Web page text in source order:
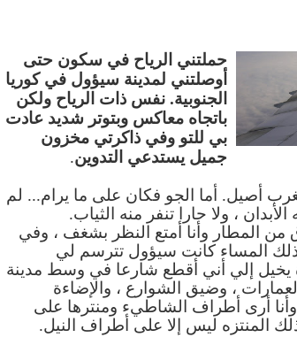
حملتني الرياح في سكون حتى
أوصلتني لمدينة سيؤول في كوريا
الجنوبية. نفس ذات الرياح ولكن
باتجاه معاكس وبتوتر شديد عادت
بي للتو وفي ذاكرتي مخزون
جميل يستدعي التدوين.
أصيل. أما الجو فكان على ما يرام... لم
، ولا حارا تنفر منه الثياب.
من المطار وأنا أمتع النظر بشغف ، وفي
المساء كانت سيؤول تترسم لي
يخيل إلي أني أقطع شارعا في وسط مدينة
، وضيق الشوارع ، والإضاءة
وأنا أرى أطراف الشاطيء ومنترها على
المنتزه ليس إلا على أطراف النيل.